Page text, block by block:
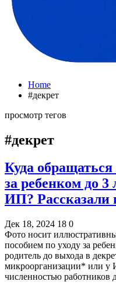
Home
#декрет
просмотр тегов
#декрет
Куда обращаться
за ребенком до 3
ИП? Рассказали
Дек 18, 2024 18 0
Фото носит
пособием по уходу за
родитель до выхода в
микроорганизации* или у
численностью работников